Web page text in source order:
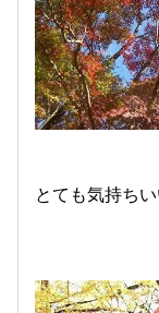
とても気持ちい